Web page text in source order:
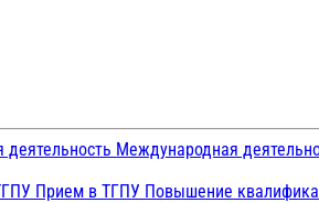
деятельность Международная
Прием в ТГПУ Повышение